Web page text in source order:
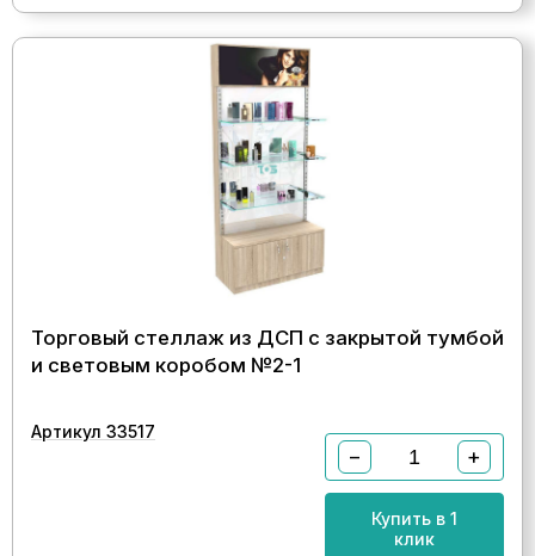
Торговый стеллаж из ДСП с закрытой тумбой
и световым коробом №2-1
Артикул 33517
− +
Купить в 1
клик